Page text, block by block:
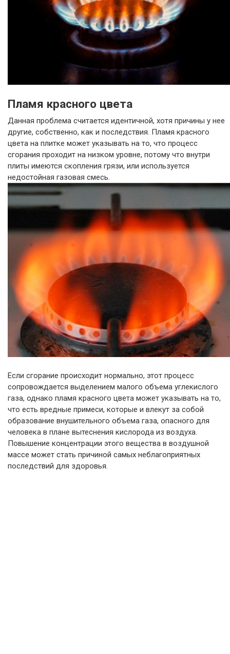
Пламя красного цвета
Данная проблема считается идентичной, хотя причины у нее
другие, собственно, как и последствия. Пламя красного
цвета на плитке может указывать на то, что процесс
сгорания проходит на низком уровне, потому что внутри
плиты имеются скопления грязи, или используется
недостойная газовая смесь.
Если сгорание происходит нормально, этот процесс
сопровождается выделением малого объема углекислого
газа, однако пламя красного цвета может указывать на то,
что есть вредные примеси, которые и влекут за собой
образование внушительного объема газа, опасного для
человека в плане вытеснения кислорода из воздуха.
Повышение концентрации этого вещества в воздушной
массе может стать причиной самых неблагоприятных
последствий для здоровья.